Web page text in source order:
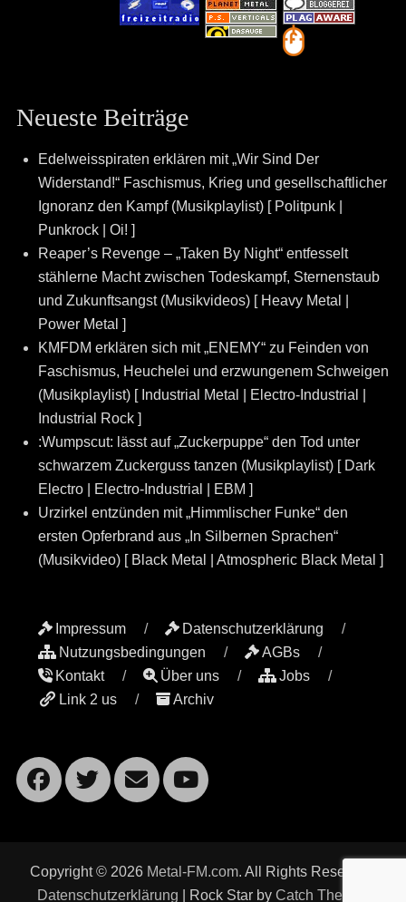
Neueste Beiträge
Edelweisspiraten erklären mit „Wir Sind Der
Widerstand!“ Faschismus, Krieg und gesellschaftlicher
Ignoranz den Kampf (Musikplaylist) [ Politpunk |
Punkrock | Oi! ]
Reaper’s Revenge – „Taken By Night“ entfesselt
stählerne Macht zwischen Todeskampf, Sternenstaub
und Zukunftsangst (Musikvideos) [ Heavy Metal |
Power Metal ]
KMFDM erklären sich mit „ENEMY“ zu Feinden von
Faschismus, Heuchelei und erzwungenem Schweigen
(Musikplaylist) [ Industrial Metal | Electro-Industrial |
Industrial Rock ]
:Wumpscut: lässt auf „Zuckerpuppe“ den Tod unter
schwarzem Zuckerguss tanzen (Musikplaylist) [ Dark
Electro | Electro-Industrial | EBM ]
Urzirkel entzünden mit „Himmlischer Funke“ den
ersten Opferbrand aus „In Silbernen Sprachen“
(Musikvideo) [ Black Metal | Atmospheric Black Metal ]
Impressum
Datenschutzerklärung
Nutzungsbedingungen
AGBs
Kontakt
Über uns
Jobs
Link 2 us
Archiv
Facebook
Twitter
EmailYouTube
Copyright © 2026 Metal-FM.com. All Rights Reserved.
Datenschutzerklärung | Rock Star by Catch Themes